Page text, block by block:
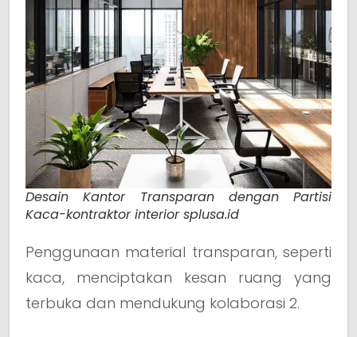
Desain Kantor Transparan dengan Partisi
Kaca-kontraktor interior splusa.id
Penggunaan material transparan, seperti
kaca, menciptakan kesan ruang yang
terbuka dan mendukung kolaborasi 2.